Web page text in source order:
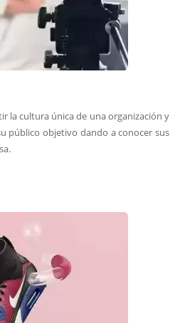
la cultura única de una organización y
público objetivo dando a conocer sus